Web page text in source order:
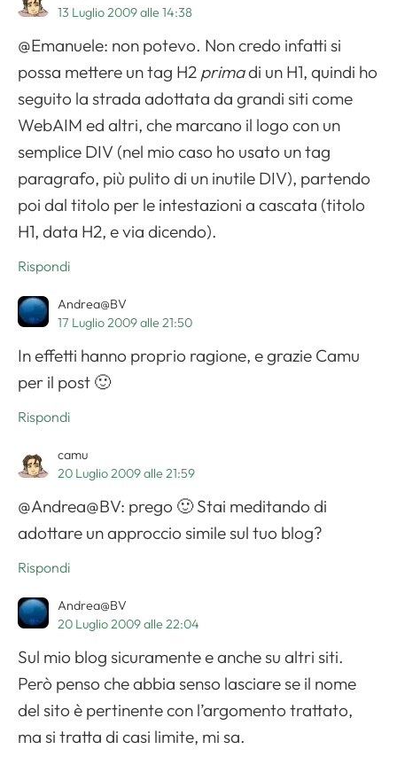
13 Luglio 2009 alle 14:38
@Emanuele: non potevo. Non credo infatti si
possa mettere un tag H2 primadi un H1, quindi ho
seguito la strada adottata da grandi siti come
WebAIM ed altri, che marcano il logo con un
semplice DIV (nel mio caso ho usato un tag
paragrafo, più pulito di un inutile DIV), partendo
poi dal titolo per le intestazioni a cascata (titolo
H1, data H2, e via dicendo).
Rispondi
Andrea@BV
17 Luglio 2009 alle 21:50
In effetti hanno proprio ragione, e grazie Camu
per il post 🙂
Rispondi
camu
20 Luglio 2009 alle 21:59
@Andrea@BV: prego 🙂 Stai meditando di
adottare un approccio simile sul tuo blog?
Rispondi
Andrea@BV
20 Luglio 2009 alle 22:04
Sul mio blog sicuramente e anche su altri siti.
Però penso che abbia senso lasciare se il nome
del sito è pertinente con l’argomento trattato,
ma si tratta di casi limite, mi sa.